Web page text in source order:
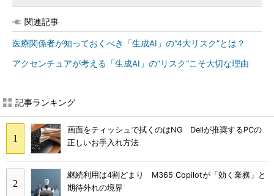
関連記事
医療関係者が知っておくべき「生成AI」の“4大リスク”とは？
アクセンチュアが考える「生成AI」の“リスク“こそ大切な理由
記事ランキング
画面をティッシュで拭くのはNG Dellが推奨するPCの
正しいお手入れ方法
継続利用は4割どまり M365 Copilotが「効く業務」と
期待外れの境界